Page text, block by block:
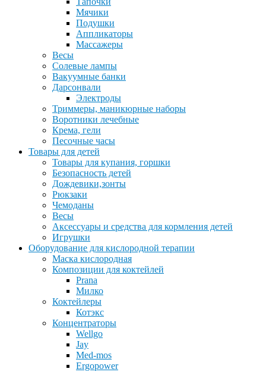
Мячики
Подушки
Аппликаторы
Массажеры
Весы
Солевые лампы
Вакуумные банки
Дарсонвали
Электроды
Триммеры, маникюрные наборы
Воротники лечебные
Крема, гели
Песочные часы
Товары для детей
Товары для купания, горшки
Безопасность детей
Дождевики,зонты
Рюкзаки
Чемоданы
Весы
Аксессуары и средства для кормления детей
Игрушки
Оборудование для кислородной терапии
Маска кислородная
Композиции для коктейлей
Prana
Милко
Коктейлеры
Котэкс
Концентраторы
Wellgo
Jay
Med-mos
Ergopower